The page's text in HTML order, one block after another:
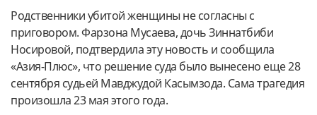
Родственники убитой женщины не согласны с
приговором. Фарзона Мусаева, дочь Зиннатбиби
Носировой, подтвердила эту новость и сообщила
«Азия-Плюс», что решение суда было вынесено еще 28
сентября судьей Мавджудой Касымзода. Сама трагедия
произошла 23 мая этого года.